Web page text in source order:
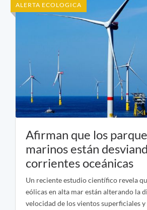
ALERTA ECOLOGICA
Afirman que los
marinos están
corrientes oceánicas
Un reciente estudio científico revela
eólicas en alta mar están alterando la
velocidad de los vientos superficiales